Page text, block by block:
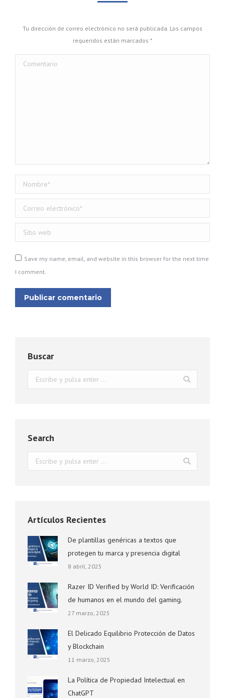
Tu dirección de correo electrónico no será publicada. Los campos
requeridos están marcados *
Comentario
Nombre *
Correo electrónico *
Sitio web
Save my name, email, and website in this browser for the next time
I comment.
Publicar comentario
Buscar
Buscar:
Search
Buscar:
Artículos Recientes
De plantillas genéricas a textos que
protegen tu marca y presencia digital
8 abril, 2025
Razer ID Verified by World ID: Verificación
de humanos en el mundo del gaming.
27 marzo, 2025
El Delicado Equilibrio Protección de Datos
y Blockchain
11 marzo, 2025
La Política de Propiedad Intelectual en
ChatGPT